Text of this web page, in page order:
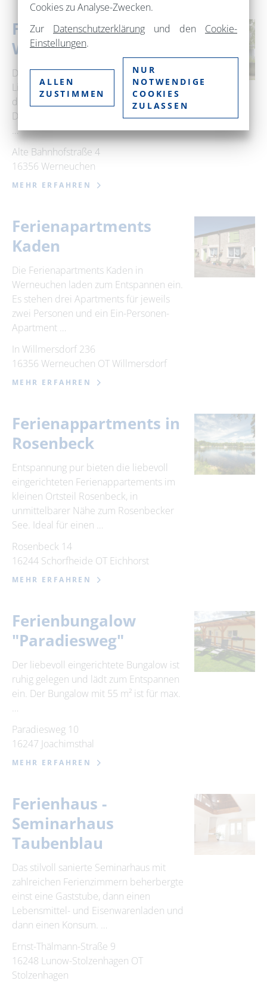
Ferienapartment
Werneuchen
Das modern ausgestattete und mit viel
Licht durchflutete Apartment für bis zu
drei Personen befindet sich im
Dachgeschoss eines Einfamilienhauses.
…
Alte Bahnhofstraße 4
16356 Werneuchen
MEHR ERFAHREN
Ferienapartments
Kaden
Die Ferienapartments Kaden in
Werneuchen laden zum Entspannen ein.
Es stehen drei Apartments für jeweils
zwei Personen und ein Ein-Personen-
Apartment …
In Willmersdorf 236
16356 Werneuchen OT Willmersdorf
MEHR ERFAHREN
Ferienappartments in
Rosenbeck
Entspannung pur bieten die liebevoll
eingerichteten Ferienappartements im
kleinen Ortsteil Rosenbeck, in
unmittelbarer Nähe zum Rosenbecker
See. Ideal für einen …
Rosenbeck 14
16244 Schorfheide OT Eichhorst
MEHR ERFAHREN
Ferienbungalow
"Paradiesweg"
Der liebevoll eingerichtete Bungalow ist
ruhig gelegen und lädt zum Entspannen
ein. Der Bungalow mit 55 m² ist für max.
…
Paradiesweg 10
16247 Joachimsthal
MEHR ERFAHREN
Ferienhaus -
Seminarhaus
Taubenblau
Das stilvoll sanierte Seminarhaus mit
zahlreichen Ferienzimmern beherbergte
einst eine Gaststube, dann einen
Lebensmittel- und Eisenwarenladen und
dann einen Konsum. …
Ernst-Thälmann-Straße 9
16248 Lunow-Stolzenhagen OT
Stolzenhagen
Cookies zu Analyse-Zwecken.
Zur Datenschutzerklärung und den Cookie-
Einstellungen.
ALLEN
ZUSTIMMEN
NUR
NOTWENDIGE
COOKIES
ZULASSEN